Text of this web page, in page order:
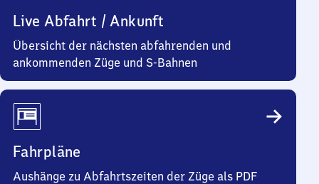
Live Abfahrt / Ankunft
Übersicht der nächsten abfahrenden und
ankommenden Züge und S-Bahnen
Fahrpläne
Aushänge zu Abfahrtszeiten der Züge als PDF